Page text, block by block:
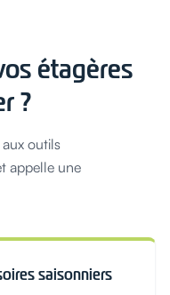
étagères
?
outils
appelle une
saisonniers